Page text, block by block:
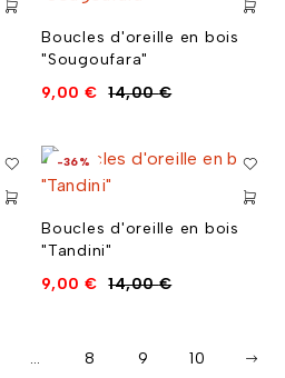
Boucles d'oreille en bois
"Sougoufara"
14,00€
9,00 €
-36%
Boucles d'oreille en bois
"Tandini"
14,00€
9,00 €
… 8 9 10